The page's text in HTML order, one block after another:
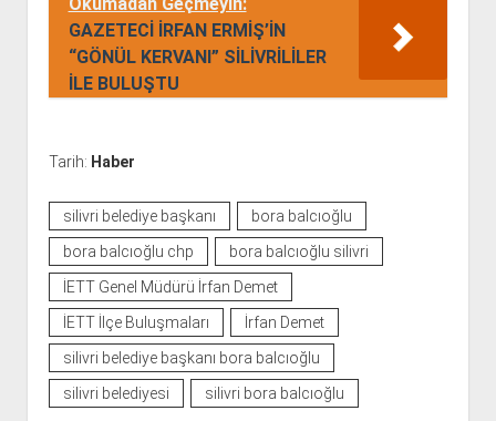
GAZETECİ İRFAN ERMİŞ’İN
“GÖNÜL KERVANI” SİLİVRİLİLER
İLE BULUŞTU
Tarih: Haber
silivri belediye başkanı
bora balcıoğlu
bora balcıoğlu chp
bora balcıoğlu silivri
İETT Genel Müdürü İrfan Demet
İETT İlçe Buluşmaları
İrfan Demet
silivri belediye başkanı bora balcıoğlu
silivri belediyesi
silivri bora balcıoğlu